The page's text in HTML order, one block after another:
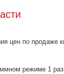
цен по продаже
режиме 1